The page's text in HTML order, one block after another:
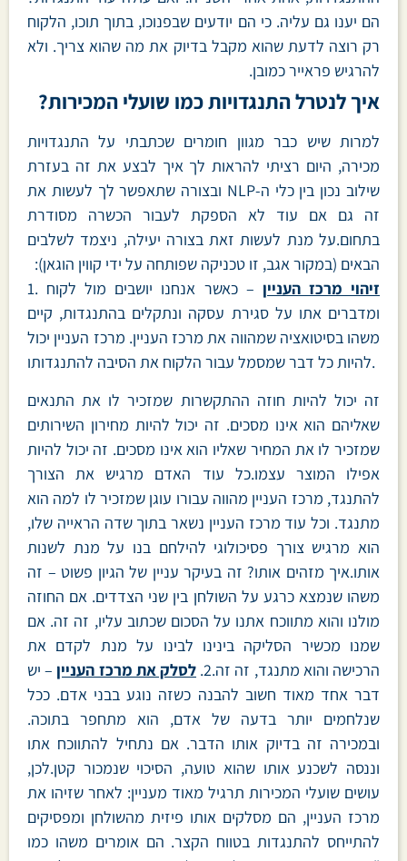
הם יענו גם עליה. כי הם יודעים שבפנוכו, בתוך תוכו, הלקוח
רק רוצה לדעת שהוא מקבל בדיוק את מה שהוא צריך. ולא
להרגיש פראייר כמובן.
איך לנטרל התנגדויות כמו שועלי המכירות?
למרות שיש כבר מגוון חומרים שכתבתי על התנגדויות
מכירה, היום רציתי להראות לך איך לבצע את זה בעזרת
שילוב נכון בין כלי ה-NLP ובצורה שתאפשר לך לעשות את
זה גם אם עוד לא הספקת לעבור הכשרה מסודרת
בתחום.על מנת לעשות זאת בצורה יעילה, ניצמד לשלבים
הבאים (במקור אגב, זו טכניקה שפותחה על ידי קווין הוגאן):
1.
זיהוי מרכז העניין – כאשר אנחנו יושבים מול לקוח
ומדברים אתו על סגירת עסקה ונתקלים בהתנגדות, קיים
משהו בסיטואציה שמהווה את מרכז העניין. מרכז העניין יכול
להיות כל דבר שמסמל עבור הלקוח את הסיבה להתנגדותו.
זה יכול להיות חוזה ההתקשרות שמזכיר לו את התנאים
שאליהם הוא אינו מסכים. זה יכול להיות מחירון השירותים
שמזכיר לו את המחיר שאליו הוא אינו מסכים. זה יכול להיות
אפילו המוצר עצמו.כל עוד האדם מרגיש את הצורך
להתנגד, מרכז העניין מהווה עבורו עוגן שמזכיר לו למה הוא
מתנגד. וכל עוד מרכז העניין נשאר בתוך שדה הראייה שלו,
הוא מרגיש צורך פסיכולוגי להילחם בנו על מנת לשנות
אותו.איך מזהים אותו? זה בעיקר עניין של הגיון פשוט – זה
משהו שנמצא כרגע על השולחן בין שני הצדדים. אם החוזה
מולנו והוא מתווכח אתנו על הסכום שכתוב עליו, זה זה. אם
שמנו מכשיר הסליקה בינינו לבינו על מנת לקדם את
הרכישה והוא מתנגד, זה זה.2.
לסלק את מרכז העניין – יש
דבר אחד מאוד חשוב להבנה כשזה נוגע בבני אדם. ככל
שנלחמים יותר בדעה של אדם, הוא מתחפר בתוכה.
ובמכירה זה בדיוק אותו הדבר. אם נתחיל להתווכח אתו
וננסה לשכנע אותו שהוא טועה, הסיכוי שנמכור קטן.לכן,
עושים שועלי המכירות תרגיל מאוד מעניין: לאחר שזיהו את
מרכז העניין, הם מסלקים אותו פיזית מהשולחן ומפסיקים
להתייחס להתנגדות בטווח הקצר. הם אומרים משהו כמו